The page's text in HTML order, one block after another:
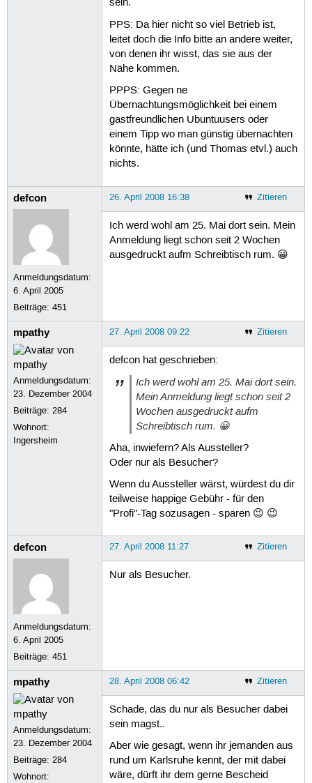
sein.
PPS: Da hier nicht so viel Betrieb ist,
leitet doch die Info bitte an andere weiter,
von denen ihr wisst, das sie aus der
Nähe kommen.
PPPS: Gegen ne
Übernachtungsmöglichkeit bei einem
gastfreundlichen Ubuntuusers oder
einem Tipp wo man günstig übernachten
könnte, hätte ich (und Thomas etvl.) auch
nichts.
defcon
Anmeldungsdatum:
6. April 2005
Beiträge:451
Zitieren
26. April 2008 16:38
Ich werd wohl am 25. Mai dort sein. Mein
Anmeldung liegt schon seit 2 Wochen
ausgedruckt aufm Schreibtisch rum. 😀
mpathy
Anmeldungsdatum:
23. Dezember 2004
Beiträge:284
Wohnort:
Ingersheim
Zitieren
27. April 2008 09:22
defcon hat geschrieben:
Ich werd wohl am 25. Mai dort sein.
Mein Anmeldung liegt schon seit 2
Wochen ausgedruckt aufm
Schreibtisch rum. 😀
Aha, inwiefern? Als Aussteller?
Oder nur als Besucher?
Wenn du Aussteller wärst, würdest du dir
teilweise happige Gebühr - für den
"Profi"-Tag sozusagen - sparen 😉 😉
defcon
Anmeldungsdatum:
6. April 2005
Beiträge:451
Zitieren
27. April 2008 11:27
Nur als Besucher.
mpathy
Anmeldungsdatum:
23. Dezember 2004
Beiträge:284
Wohnort:
Zitieren
28. April 2008 06:42
Schade, das du nur als Besucher dabei
sein magst..
Aber wie gesagt, wenn ihr jemanden aus
rund um Karlsruhe kennt, der mit dabei
wäre, dürft ihr dem gerne Bescheid